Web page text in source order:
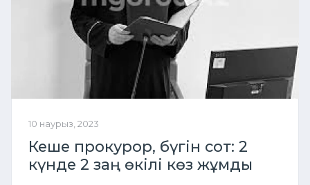
10 наурыз, 2023
Кеше прокурор, бүгін сот: 2
күнде 2 заң өкілі көз жұмды